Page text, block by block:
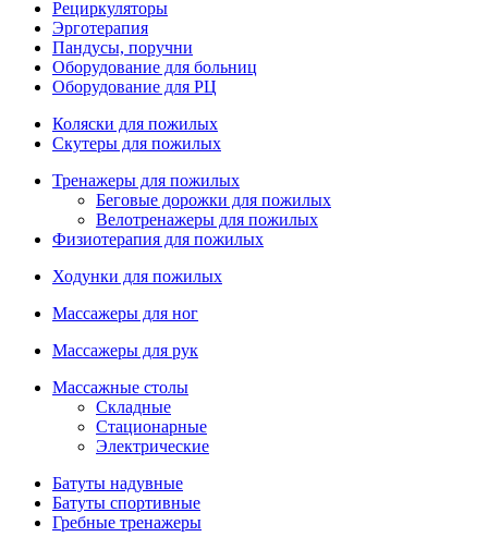
Рециркуляторы
Эрготерапия
Пандусы, поручни
Оборудование для больниц
Оборудование для РЦ
Коляски для пожилых
Скутеры для пожилых
Тренажеры для пожилых
Беговые дорожки для пожилых
Велотренажеры для пожилых
Физиотерапия для пожилых
Ходунки для пожилых
Массажеры для ног
Массажеры для рук
Массажные столы
Складные
Стационарные
Электрические
Батуты надувные
Батуты спортивные
Гребные тренажеры